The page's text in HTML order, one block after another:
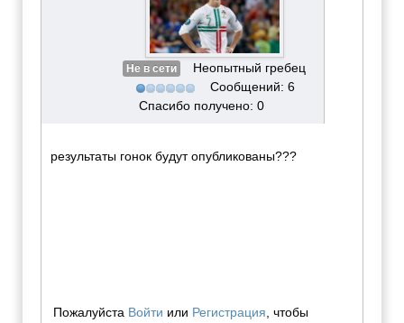
Не в сети
Неопытный гребец
Сообщений: 6
Спасибо получено: 0
результаты гонок будут опубликованы???
Пожалуйста Войти или Регистрация, чтобы